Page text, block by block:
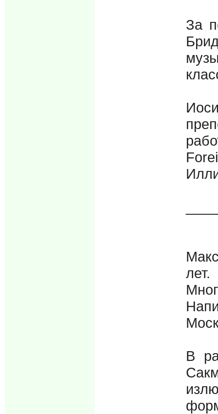
За
лет.
В